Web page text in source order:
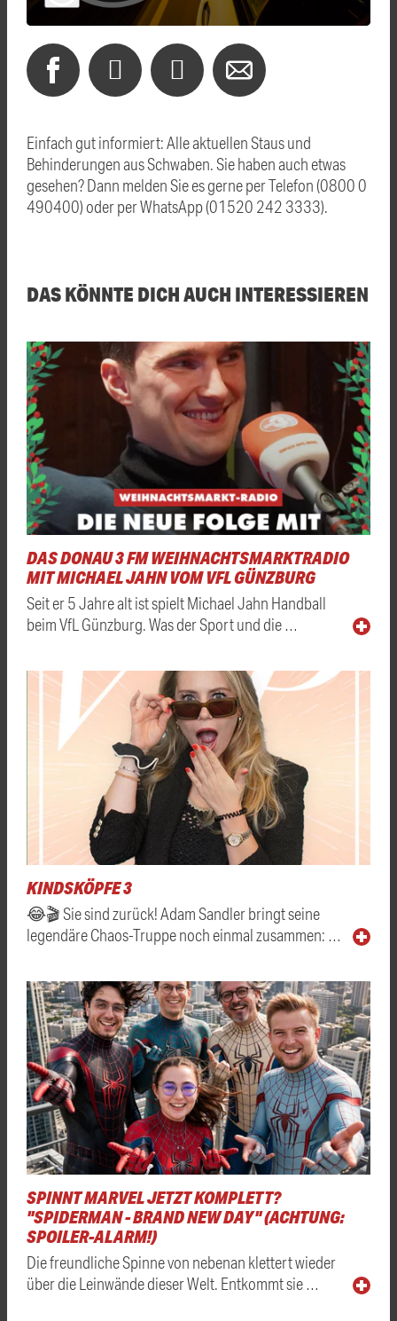
Einfach gut informiert: Alle aktuellen Staus und
Behinderungen aus Schwaben. Sie haben auch etwas
gesehen? Dann melden Sie es gerne per Telefon (0800 0
490400) oder per WhatsApp (01520 242 3333).
DAS KÖNNTE DICH AUCH INTERESSIEREN
DAS DONAU 3 FM WEIHNACHTSMARKTRADIO
MIT MICHAEL JAHN VOM VFL GÜNZBURG
Seit er 5 Jahre alt ist spielt Michael Jahn Handball
beim VfL Günzburg. Was der Sport und die …
KINDSKÖPFE 3
😂🎬 Sie sind zurück! Adam Sandler bringt seine
legendäre Chaos-Truppe noch einmal zusammen: …
SPINNT MARVEL JETZT KOMPLETT?
"SPIDERMAN - BRAND NEW DAY" (ACHTUNG:
SPOILER-ALARM!)
Die freundliche Spinne von nebenan klettert wieder
über die Leinwände dieser Welt. Entkommt sie …